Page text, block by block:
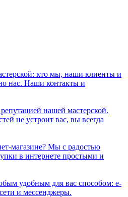
кто мы, наши клиенты и
нас. Наши контакты и
нашей мастерской.
не устроит вас, вы всегда
магазине? Мы с радостью
в интернете простыми и
удобным для вас способом: e-
и мессенджеры.